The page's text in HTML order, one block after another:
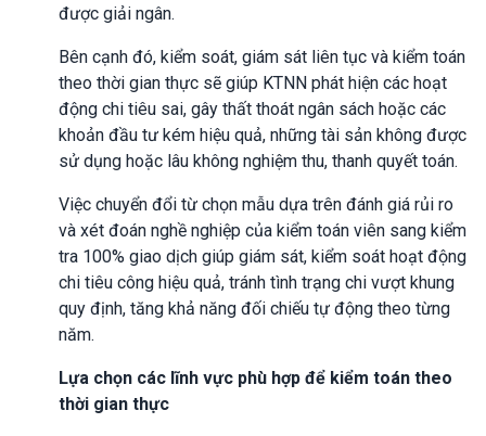
được giải ngân.
Bên cạnh đó, kiểm soát, giám sát liên tục và kiểm toán
theo thời gian thực sẽ giúp KTNN phát hiện các hoạt
động chi tiêu sai, gây thất thoát ngân sách hoặc các
khoản đầu tư kém hiệu quả, những tài sản không được
sử dụng hoặc lâu không nghiệm thu, thanh quyết toán.
Việc chuyển đổi từ chọn mẫu dựa trên đánh giá rủi ro
và xét đoán nghề nghiệp của kiểm toán viên sang kiểm
tra 100% giao dịch giúp giám sát, kiểm soát hoạt động
chi tiêu công hiệu quả, tránh tình trạng chi vượt khung
quy định, tăng khả năng đối chiếu tự động theo từng
năm.
Lựa chọn các lĩnh vực phù hợp để kiểm toán theo
thời gian thực